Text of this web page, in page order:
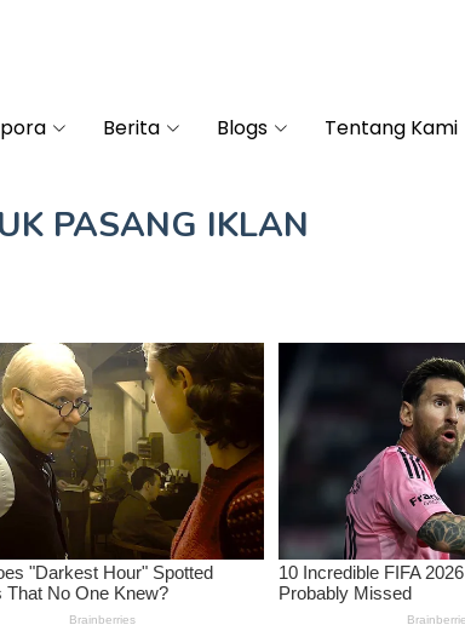
Berita Blogs Tentang Kami
PASANG IKLAN